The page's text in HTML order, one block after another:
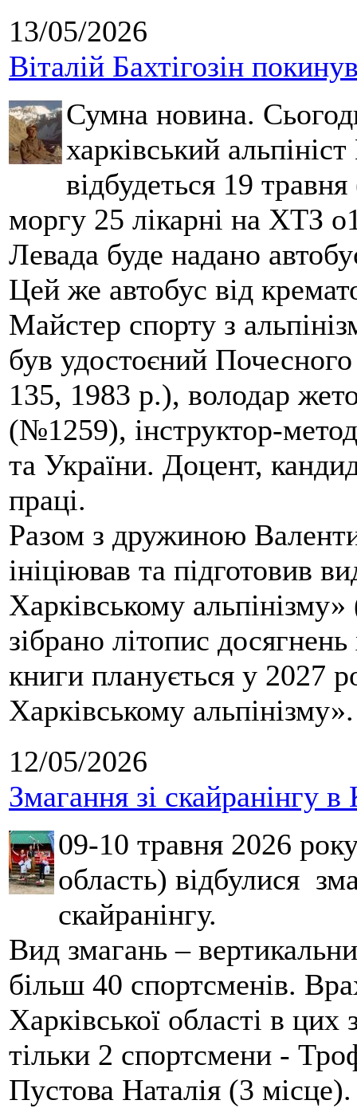
13/05/2026
Віталій Бахтігозін
Сумна новина.
харківський
відбудеться 19
моргу 25 лікарні на ХТЗ
Левада буде надано
Цей же автобус від
Майстер спорту з
був удостоєний
135, 1983 р.), володар
(№1259), інструктор-
та України. Доцент,
праці.
Разом з дружиною
ініціював та підготовив
Харківському
зібрано літопис
книги планується у 2027
Харківському альпінізму».
12/05/2026
Змагання зі скайранінгу в
09-10 травня 2026
область) відбулися
скайранінгу.
Вид змагань –
більш 40 спортсменів.
Харківської області в
тільки 2 спортсмени -
Пустова Наталія (3 місце).